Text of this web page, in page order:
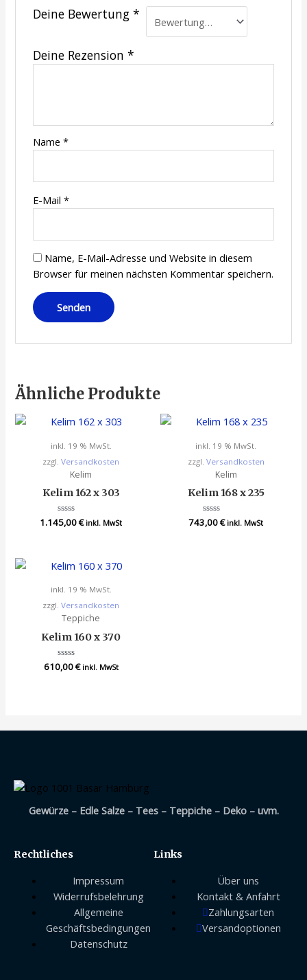
Deine Bewertung *
Deine Rezension *
Name *
E-Mail *
Name, E-Mail-Adresse und Website in diesem
Browser für meinen nächsten Kommentar speichern.
Ähnliche Produkte
inkl. 19 % MwSt.
zzgl.Versandkosten
Kelim
Kelim 162 x 303
Bewertet
mit
1.145,00€ inkl. MwSt
inkl. 19 % MwSt.
zzgl. Versandkosten
Kelim
Kelim 168 x 235
Bewertet
mit
743,00€ inkl. MwSt
inkl. 19 % MwSt.
zzgl.Versandkosten
Teppiche
Kelim 160 x 370
Bewertet
mit
610,00€ inkl. MwSt
Gewürze – Edle Salze – Tees – Teppiche – Deko – uvm.
Rechtliches
Impressum
Widerrufsbelehrung
Allgemeine
Geschäftsbedingungen
Datenschutz
Links
Über uns
Kontakt & Anfahrt
Zahlungsarten
Versandoptionen